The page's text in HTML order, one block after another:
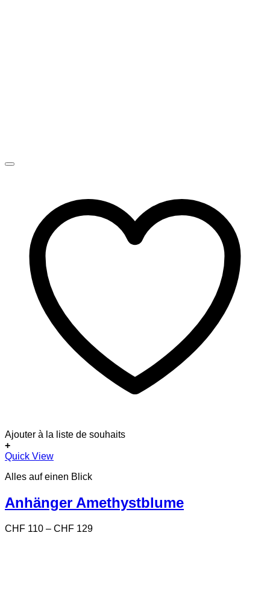
Ajouter à la liste de souhaits
+
Dieses
weist
Varianten
auf.
Optionen
Quick View
Alles auf einen Blick
Anhänger Amethystblume
CHF 110 – CHF 129Preisspanne: